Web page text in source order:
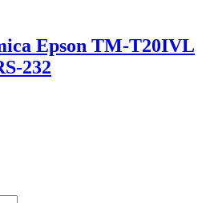
Epson TM-T20IVL
232